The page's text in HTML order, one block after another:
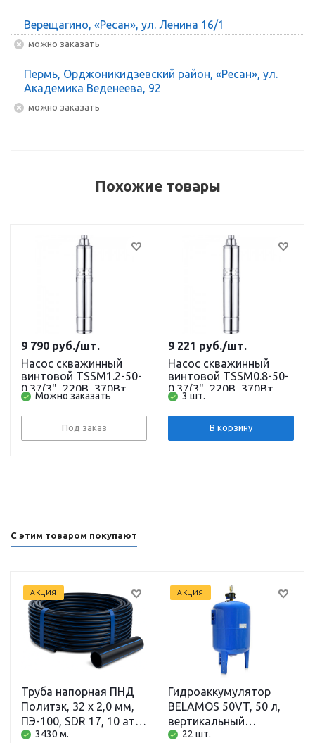
Верещагино, «Ресан», ул. Ленина 16/1
Можно заказать
Пермь, Орджоникидзевский район, «Ресан», ул.
Академика Веденеева, 92
Можно заказать
Похожие товары
Насос скважинный
винтовой TSSM1.2-50-
0.37(3", 220В, 370Вт,
1800л/ч, 75м) кабель
10 м. (до
30м)PUMPMAN
Можно заказать
9 790 руб./шт.
Под заказ
Насос скважинный
винтовой TSSM0.8-50-
0.37(3", 220В, 370Вт,
1800л/ч, 98м) кабель
10 м. (до
30м)PUMPMAN
3 шт.
9 221 руб./шт.
В корзину
С этим товаром покупают
АКЦИЯ
Труба напорная ПНД
Политэк, 32 x 2,0 мм,
ПЭ-100, SDR 17, 10 атм,
200 м3430 м.
АКЦИЯ
Гидроаккумулятор
BELAMOS 50VT, 50 л,
вертикальный
напольный,
22 шт.